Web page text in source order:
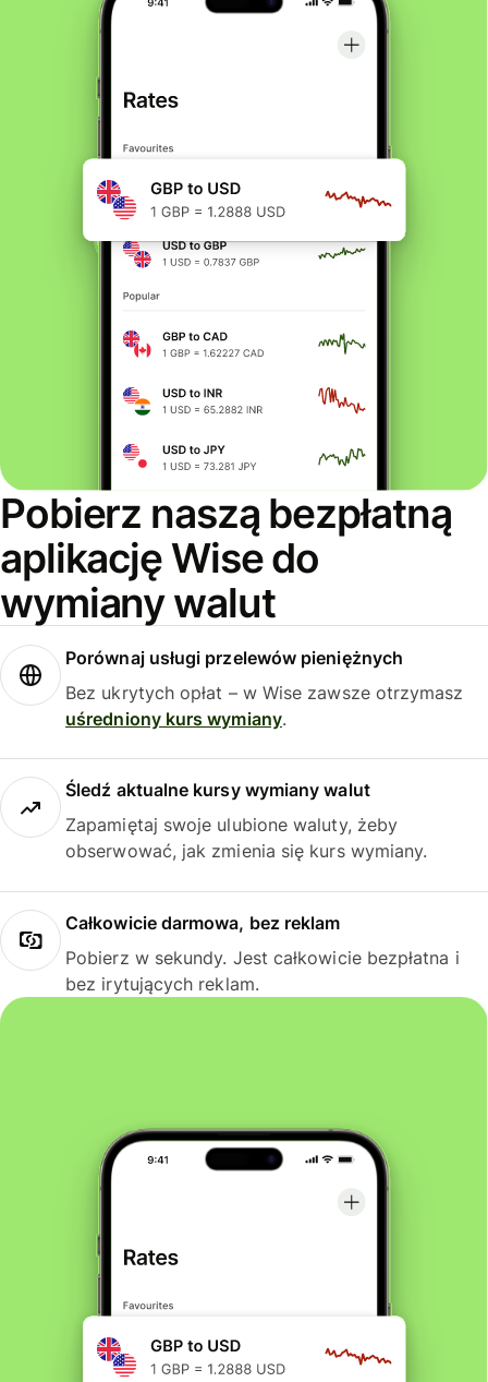
Pobierz naszą bezpłatną
aplikację Wise do
wymiany walut
Porównaj usługi przelewów pieniężnych
Bez ukrytych opłat – w Wise zawsze otrzymasz
uśredniony kurs wymiany.
Śledź aktualne kursy wymiany walut
Zapamiętaj swoje ulubione waluty, żeby
obserwować, jak zmienia się kurs wymiany.
Całkowicie darmowa, bez reklam
Pobierz w sekundy. Jest całkowicie bezpłatna i
bez irytujących reklam.